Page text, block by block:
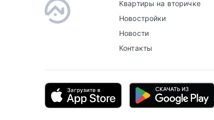
Квартиры на вторичке
Новостройки
Новости
Контакты